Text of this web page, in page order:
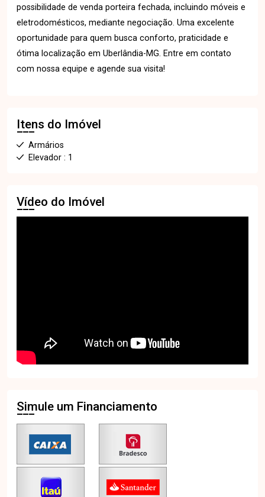
possibilidade de venda porteira fechada, incluindo móveis e
eletrodomésticos, mediante negociação. Uma excelente
oportunidade para quem busca conforto, praticidade e
ótima localização em Uberlândia-MG. Entre em contato
com nossa equipe e agende sua visita!
Itens do Imóvel
Armários
Elevador : 1
Vídeo do Imóvel
Simule um Financiamento